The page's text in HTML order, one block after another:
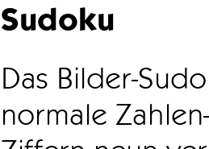
Sudoku
Das Bilder-
normale